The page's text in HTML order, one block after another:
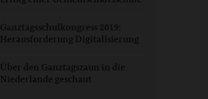
Ganztagsschulkongress 2019:
Herausforderung Digitalisierung
Über den Ganztagszaun in die
Niederlande geschaut